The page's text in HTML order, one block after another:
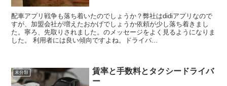
配車アプリ戦争も落ち着いたのでしょうか？弊社はdidiアプリなので
すが、加盟会社が増えたおかげでしょうか依頼が少し落ち着きまし
た。寧ろ、先取りされました。のメッセージをよく見るようになりま
した。 利用者には良い傾向ですよね。ドライバ...
未分類
賃率と手数料とタクシードライバ
ー